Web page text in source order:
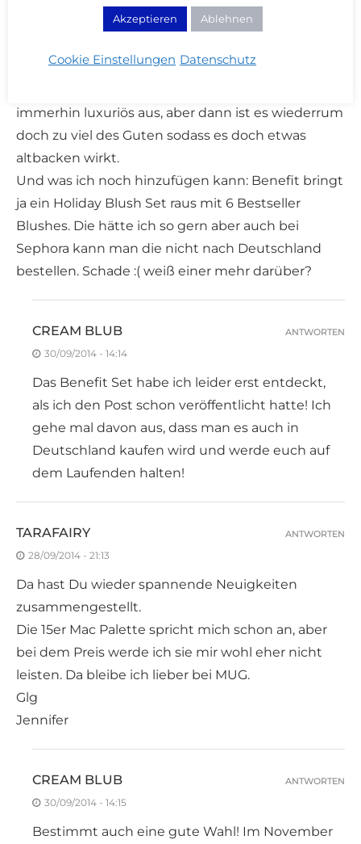
abwechslungsreich. Wenn man die nur hier direkt
Verpackung von Gucci Beauty finde ich eigentlich
immerhin luxuriös aus, aber dann ist es wiederrum
doch zu viel des Guten sodass es doch etwas
altbacken wirkt.
Und was ich noch hinzufügen kann: Benefit bringt
ja ein Holiday Blush Set raus mit 6 Bestseller
Blushes. Die hätte ich so gern aber auch bei
Sephora kann man die nicht nach Deutschland
bestellen. Schade :( weiß einer mehr darüber?
CREAM BLUB
30/09/2014 - 14:14
Das Benefit Set habe ich leider erst entdeckt,
als ich den Post schon veröffentlicht hatte! Ich
gehe mal davon aus, dass man es auch in
Deutschland kaufen wird und werde euch auf
dem Laufenden halten!
ANTWORTEN
TARAFAIRY
28/09/2014 - 21:13
Da hast Du wieder spannende Neuigkeiten
zusammengestellt.
Die 15er Mac Palette spricht mich schon an, aber
bei dem Preis werde ich sie mir wohl eher nicht
leisten. Da bleibe ich lieber bei MUG.
Glg
Jennifer
ANTWORTEN
CREAM BLUB
30/09/2014 - 14:15
Bestimmt auch eine gute Wahl! Im November
ANTWORTEN
Akzeptieren Ablehnen
Cookie Einstellungen Datenschutz